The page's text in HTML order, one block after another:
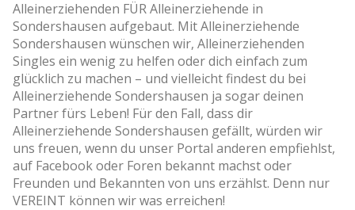
Alleinerziehenden FÜR Alleinerziehende in
Sondershausen aufgebaut. Mit Alleinerziehende
Sondershausen wünschen wir, Alleinerziehenden
Singles ein wenig zu helfen oder dich einfach zum
glücklich zu machen – und vielleicht findest du bei
Alleinerziehende Sondershausen ja sogar deinen
Partner fürs Leben! Für den Fall, dass dir
Alleinerziehende Sondershausen gefällt, würden wir
uns freuen, wenn du unser Portal anderen empfiehlst,
auf Facebook oder Foren bekannt machst oder
Freunden und Bekannten von uns erzählst. Denn nur
VEREINT können wir was erreichen!